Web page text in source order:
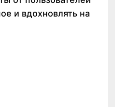
и вдохновлять на